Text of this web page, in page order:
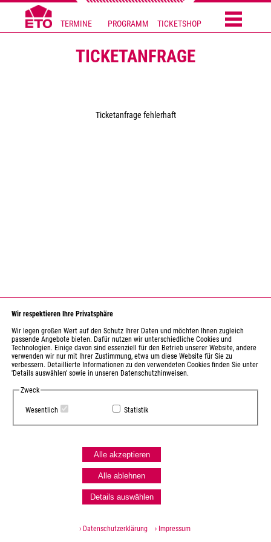
TERMINE PROGRAMM TICKETSHOP
Wir respektieren Ihre Privatsphäre
Wir legen großen Wert auf den Schutz Ihrer Daten und möchten Ihnen zugleich
passende Angebote bieten. Dafür nutzen wir unterschiedliche Cookies und
Technologien. Einige davon sind essenziell für den Betrieb unserer Website, andere
verwenden wir nur mit Ihrer Zustimmung, etwa um diese Website für Sie zu
verbessern. Detaillierte Informationen zu den verwendeten Cookies finden Sie unter
'Details auswählen' sowie in unseren Datenschutzhinweisen.
Zweck
Wesentlich Statistik
Alle akzeptieren
Alle ablehnen
Details auswählen
› Datenschutzerklärung › Impressum
TICKETANFRAGE
Ticketanfrage fehlerhaft